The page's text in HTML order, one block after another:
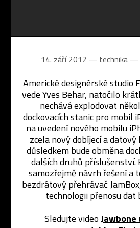
14. září 2012 ― technika ―
Americké designérské studio
vede Yves Behar, natočilo
nechává explodovat
dockovacích stanic pro mobil
na uvedení nového mobilu
zcela nový dobíjecí a
důsledkem bude obměna
dalších druhů příslušenství.
samozřejmě návrh řešení a
bezdrátový přehrávač
technologii přenosu dat
Sledujte video